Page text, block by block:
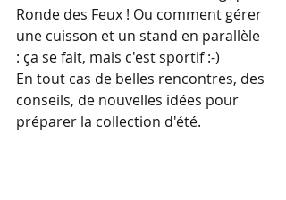
Ronde des Feux ! Ou comment gérer
une cuisson et un stand en parallèle
: ça se fait, mais c'est sportif :-)
En tout cas de belles rencontres, des
conseils, de nouvelles idées pour
préparer la collection d'été.